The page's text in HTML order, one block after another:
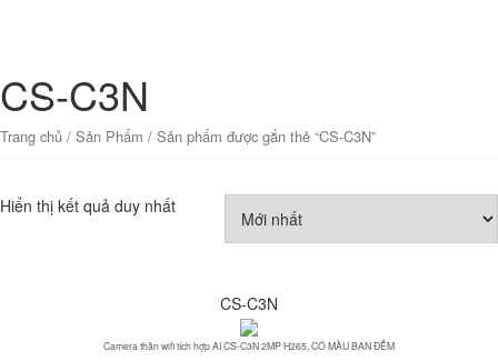
CS-C3N
Trang chủ / Sản Phẩm / Sản phẩm được gắn thẻ “CS-C3N”
Hiển thị kết quả duy nhất
CS-C3N
Camera thân wifi tích hợp AI CS-C3N 2MP H265, CÓ MÀU BAN ĐÊM